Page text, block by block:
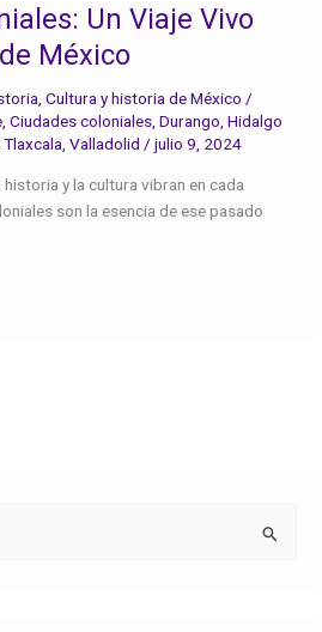
Un Viaje Vivo
México
,Cultura y historia de México /
,Ciudades coloniales ,Durango ,Hidalgo
Tlaxcala ,Valladolid /julio 9, 2024
y la cultura vibran en cada
son la esencia de ese pasado